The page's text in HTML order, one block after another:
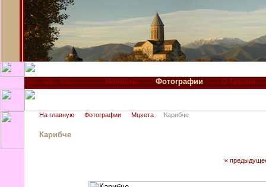
Новости Фотографии О Грузии
На главную Фотографии Мцхета Карибче
Карибче
«